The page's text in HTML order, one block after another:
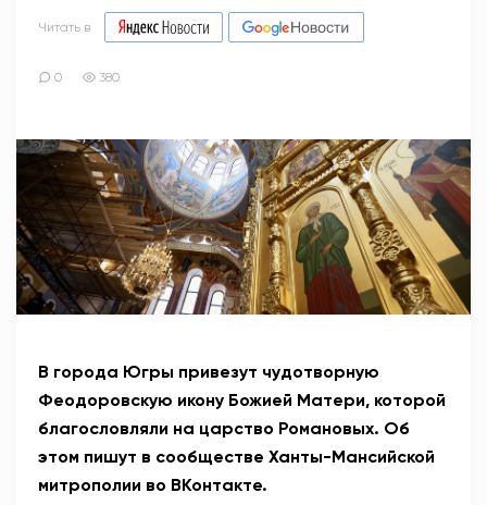
Читать в
0 380
В города Югры привезут чудотворную
Феодоровскую икону Божией Матери, которой
благословляли на царство Романовых. Об
этом пишут в сообществе Ханты-Мансийской
митрополии во ВКонтакте.